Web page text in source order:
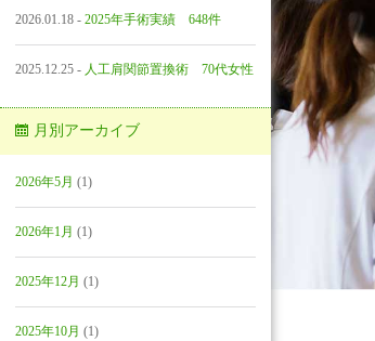
2026.01.18 -2025年手術実績 648件
2025.12.25 - 人工肩関節置換術 70代女性
月別アーカイブ
2026年5月 (1)
2026年1月 (1)
2025年12月 (1)
2025年10月 (1)